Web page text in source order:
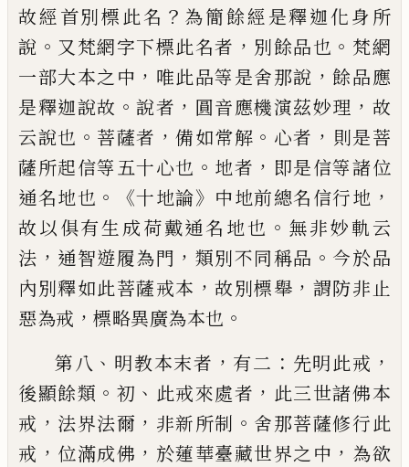
故經首別標此名 ？ 為簡餘經是釋迦化身所
說 。 又梵網字下標此名者 ， 別餘品也 。 梵網
一部大本之中 ， 唯此品等是舍那說 ，餘品應
是釋迦說故 。說者 ， 圓音應機演茲妙理 ， 故
云說也 。 菩薩者 ，備如常解 。 心者 ， 則是菩
薩所起信等五十心也 。 地者 ， 即是信等諸位
通名地也 。《十地論》 中地前總名信行地 ，
故以俱有生成荷戴通名地也 。 無非妙軌云
法 ， 通智遊履為門 ， 類別不同稱品 。 今於品
內別釋如此菩薩戒本 ，故別標舉 ， 謂防非止
惡為戒 ， 標略異廣為本也 。
第八 、 明教本末者 ， 有二 ： 先明此戒 ，
後顯餘類 。 初 、 此戒來處者 ， 此三世諸佛本
戒 ， 法界法爾 ， 非新所制 。 舍那菩薩修行此
戒 ， 位滿成佛 ， 於蓮華臺藏世界之中 ， 為欲